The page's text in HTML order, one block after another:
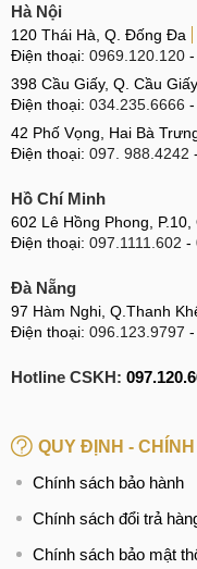
Minh chứng về sức
Plus là bài thử nghiệm
điểm (Redmi K60 Ultra)
đều đạt trên 1,5 triệu
Như vậy, OPPO
mạnh mẽ rất hữu ích
chơi game.
động
Với sự trang hoàng
Reno12 Pro có thiết
Hà Nội
120 Thái Hà, Q. Đống Đa
Điện thoại: 0969.120.120 -
398 Cầu Giấy, Q. Cầu Giấy
Điện thoại: 034.235.6666 -
42 Phố Vọng, Hai Bà
Điện thoại: 097. 988.4242 -
Hồ Chí Minh
602 Lê Hồng Phong, P.10,
Điện thoại: 097.1111.602 -
Đà Nẵng
97 Hàm Nghi, Q.Thanh
Điện thoại: 096.123.9797 -
Hotline CSKH:
QUY ĐỊNH -
Chính sách bảo hành
Chính sách đổi trả
Chính sách bảo mật